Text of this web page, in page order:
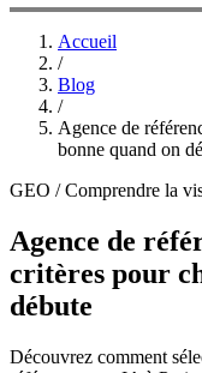
Accueil
/
Blog
/
Agence de
bonne quand on
GEO / Comprendre la
Agence de
critères pour
débute
Découvrez comment